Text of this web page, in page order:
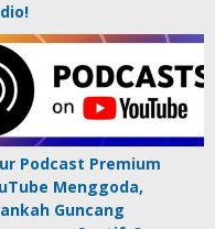
Podcast Premium
Menggoda,
Guncang